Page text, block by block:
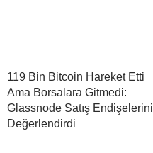
119 Bin Bitcoin Hareket Etti
Ama Borsalara Gitmedi:
Glassnode Satış Endişelerini
Değerlendirdi